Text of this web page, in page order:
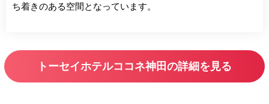
ち着きのある空間となっています。
トーセイホテルココネ神田の詳細を見る